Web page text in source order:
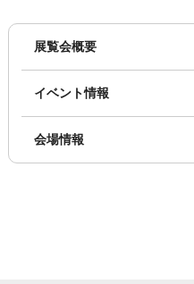
展覧会概要
イベント情報
会場情報